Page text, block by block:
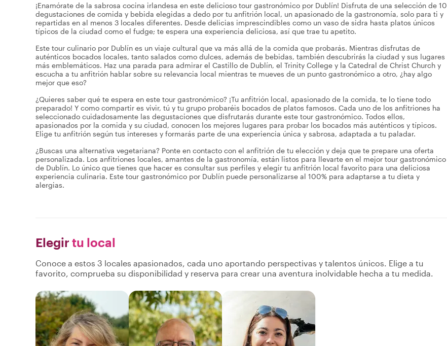
¡Enamórate de la sabrosa cocina irlandesa en este delicioso tour gastronómico por Dublín! Disfruta de una selección de 10
degustaciones de comida y bebida elegidas a dedo por tu anfitrión local, un apasionado de la gastronomía, solo para ti y
repartidas en al menos 3 locales diferentes. Desde delicias imprescindibles como un vaso de sidra hasta platos únicos
típicos de la ciudad como el fudge; te espera una experiencia deliciosa, así que trae tu apetito.
Este tour culinario por Dublín es un viaje cultural que va más allá de la comida que probarás. Mientras disfrutas de
auténticos bocados locales, tanto salados como dulces, además de bebidas, también descubrirás la ciudad y sus lugares
más emblemáticos. Haz una parada para admirar el Castillo de Dublín, el Trinity College y la Catedral de Christ Church y
escucha a tu anfitrión hablar sobre su relevancia local mientras te mueves de un punto gastronómico a otro, ¿hay algo
mejor que eso?
¿Quieres saber qué te espera en este tour gastronómico? ¡Tu anfitrión local, apasionado de la comida, te lo tiene todo
preparado! Y como compartir es vivir, tú y tu grupo probaréis bocados de platos famosos. Cada uno de los anfitriones ha
seleccionado cuidadosamente las degustaciones que disfrutarás durante este tour gastronómico. Todos ellos,
apasionados por la comida y su ciudad, conocen los mejores lugares para probar los bocados más auténticos y típicos.
Elige tu anfitrión según tus intereses y formarás parte de una experiencia única y sabrosa, adaptada a tu paladar.
¿Buscas una alternativa vegetariana? Ponte en contacto con el anfitrión de tu elección y deja que te prepare una oferta
personalizada. Los anfitriones locales, amantes de la gastronomía, están listos para llevarte en el mejor tour gastronómico
de Dublín. Lo único que tienes que hacer es consultar sus perfiles y elegir tu anfitrión local favorito para una deliciosa
experiencia culinaria. Este tour gastronómico por Dublín puede personalizarse al 100% para adaptarse a tu dieta y
alergias.
Elegir tu local
Conoce a estos 3 locales apasionados, cada uno aportando perspectivas y talentos únicos. Elige a tu
favorito, comprueba su disponibilidad y reserva para crear una aventura inolvidable hecha a tu medida.